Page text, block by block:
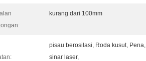
kurang dari 100mm
pisau berosilasi, Roda kusut, Pena,
sinar laser,